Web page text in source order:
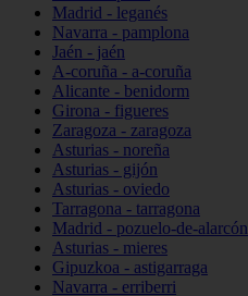
Madrid - leganés
Navarra - pamplona
Jaén - jaén
A-coruña - a-coruña
Alicante - benidorm
Girona - figueres
Zaragoza - zaragoza
Asturias - noreña
Asturias - gijón
Asturias - oviedo
Tarragona - tarragona
Madrid - pozuelo-de-alarcón
Asturias - mieres
Gipuzkoa - astigarraga
Navarra - erriberri